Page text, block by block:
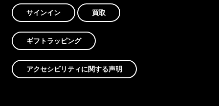
サインイン 買取
ギフトラッピング
アクセシビリティに関する声明